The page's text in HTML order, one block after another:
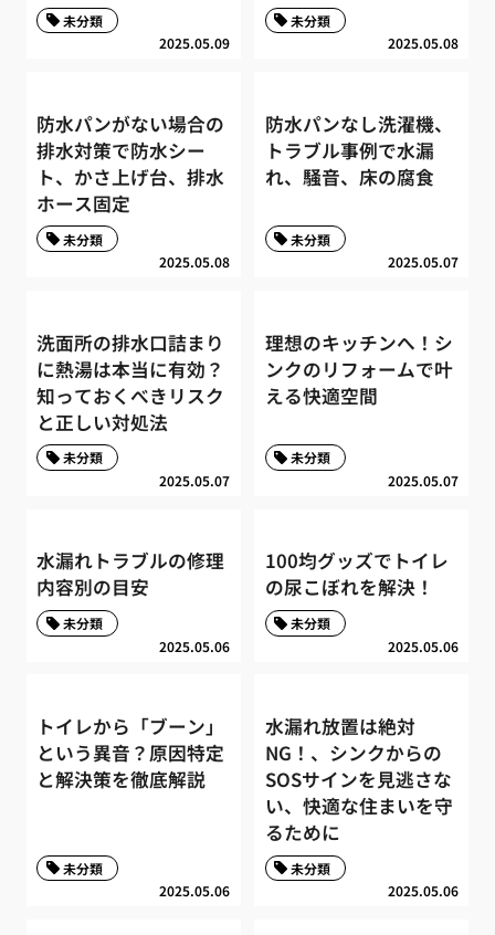
2025.05.09
未分類
2025.05.08
未分類
防水パンがない場合の
排水対策で防水シー
ト、かさ上げ台、排水
ホース固定
2025.05.08
未分類
防水パンなし洗濯機、
トラブル事例で水漏
れ、騒音、床の腐食
2025.05.07
未分類
洗面所の排水口詰まり
に熱湯は本当に有効？
知っておくべきリスク
と正しい対処法
2025.05.07
未分類
理想のキッチンへ！シ
ンクのリフォームで叶
える快適空間
2025.05.07
未分類
水漏れトラブルの修理
内容別の目安
2025.05.06
未分類
100均グッズでトイレ
の尿こぼれを解決！
2025.05.06
未分類
トイレから「ブーン」
という異音？原因特定
と解決策を徹底解説
2025.05.06
未分類
水漏れ放置は絶対
NG！、シンクからの
SOSサインを見逃さな
い、快適な住まいを守
るために
2025.05.06
未分類